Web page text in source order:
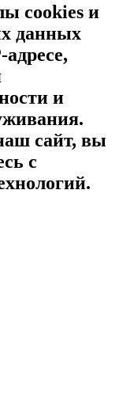
cookies и
данных
и
сайт, вы
с